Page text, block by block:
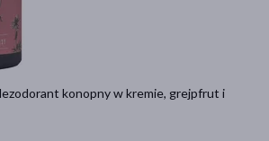
konopny w kremie, grejpfrut i